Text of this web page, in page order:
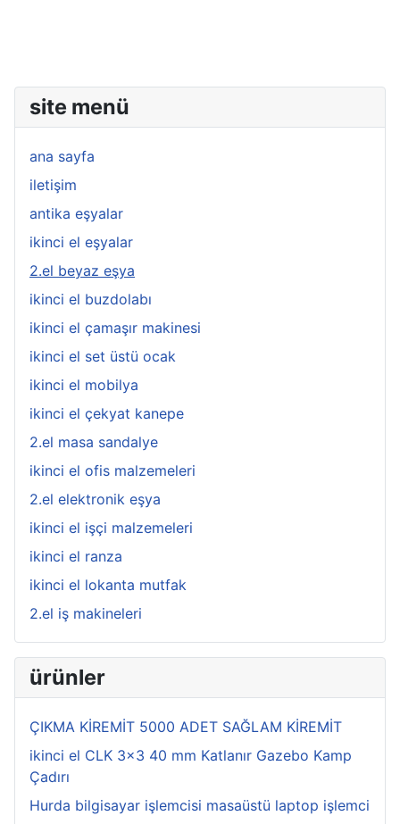
site menü
ana sayfa
iletişim
antika eşyalar
ikinci el eşyalar
2.el beyaz eşya
ikinci el buzdolabı
ikinci el çamaşır makinesi
ikinci el set üstü ocak
ikinci el mobilya
ikinci el çekyat kanepe
2.el masa sandalye
ikinci el ofis malzemeleri
2.el elektronik eşya
ikinci el işçi malzemeleri
ikinci el ranza
ikinci el lokanta mutfak
2.el iş makineleri
ürünler
ÇIKMA KİREMİT 5000 ADET SAĞLAM KİREMİT
ikinci el CLK 3x3 40 mm Katlanır Gazebo Kamp
Çadırı
Hurda bilgisayar işlemcisi masaüstü laptop işlemci